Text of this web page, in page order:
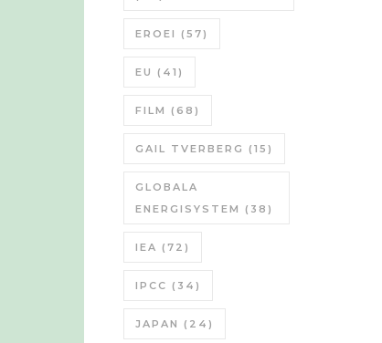
EROEI (57)
EU (41)
FILM (68)
GAIL TVERBERG (15)
GLOBALA
ENERGISYSTEM (38)
IEA (72)
IPCC (34)
JAPAN (24)